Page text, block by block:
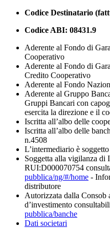
Codice Destinatario
Codice ABI: 08431.9
Aderente al Fondo di
Cooperativo
Aderente al Fondo di
Credito Cooperativo
Aderente al Fondo
Aderente al Gruppo
Gruppi Bancari con
esercita la direzione e il
Iscritta all’albo delle
Iscritta all’albo delle
n.4508
L’intermediario è
Soggetta alla vigilanza di
RUI:D000070754
pubblica/ng/#/home -
distributore
Autorizzata dalla Consob
d’investimento
pubblica/banche
Dati societari